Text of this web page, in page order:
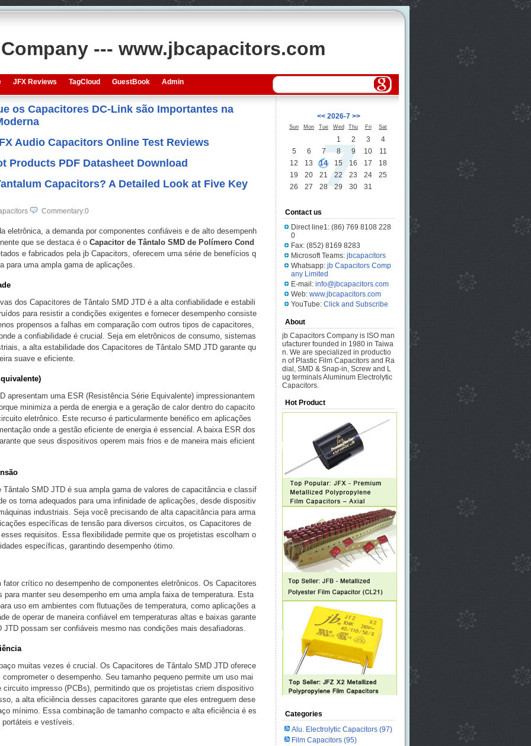
--- www.jbcapacitors.com
JFX Reviews TagCloud GuestBook Admin
os Capacitores DC-Link são Importantes na
Audio Capacitors Online Test Reviews
Products PDF Datasheet Download
Capacitors? A Detailed Look at Five Key
Commentary:0
eletrônica, a demanda por componentes confiáveis e de alto desempenh
que se destaca é o Capacitor de Tântalo SMD de Polímero Cond
e fabricados pela jb Capacitors, oferecem uma série de benefícios q
para uma ampla gama de aplicações.
dos Capacitores de Tântalo SMD JTD é a alta confiabilidade e estabili
para resistir a condições exigentes e fornecer desempenho consiste
propensos a falhas em comparação com outros tipos de capacitores,
a confiabilidade é crucial. Seja em eletrônicos de consumo, sistemas
a alta estabilidade dos Capacitores de Tântalo SMD JTD garante qu
suave e eficiente.
apresentam uma ESR (Resistência Série Equivalente) impressionantem
minimiza a perda de energia e a geração de calor dentro do capacito
eletrônico. Este recurso é particularmente benéfico em aplicações
onde a gestão eficiente de energia é essencial. A baixa ESR dos
que seus dispositivos operem mais frios e de maneira mais eficient
SMD JTD é sua ampla gama de valores de capacitância e classif
os torna adequados para uma infinidade de aplicações, desde dispositiv
industriais. Seja você precisando de alta capacitância para arma
específicas de tensão para diversos circuitos, os Capacitores de
requisitos. Essa flexibilidade permite que os projetistas escolham o
específicas, garantindo desempenho ótimo.
crítico no desempenho de componentes eletrônicos. Os Capacitores
para manter seu desempenho em uma ampla faixa de temperatura. Esta
uso em ambientes com flutuações de temperatura, como aplicações a
de operar de maneira confiável em temperaturas altas e baixas garante
JTD possam ser confiáveis mesmo nas condições mais desafiadoras.
muitas vezes é crucial. Os Capacitores de Tântalo SMD JTD oferece
o desempenho. Seu tamanho pequeno permite um uso mai
impresso (PCBs), permitindo que os projetistas criem dispositivo
a alta eficiência desses capacitores garante que eles entreguem dese
mínimo. Essa combinação de tamanho compacto e alta eficiência é es
portáteis e vestíveis.
<< 2026-7 >>
Sun Mon Tue Wed Thu Fri Sat
1 2 3
4
5
6 7 8 9 10
11
12
13 14 15 16 17
18
19
20 21 22 23 24
25
26
27 28 29 30 31
Contact us
Direct line1: (86) 769 8108 228
0
Fax: (852) 8169 8283
Microsoft Teams: jbcapacitors
Whatsapp: jb Capacitors Comp
any Limited
E-mail: info@jbcapacitors.com
Web: www.jbcapacitors.com
YouTube: Click and Subscribe
About
jb Capacitors Company is ISO man
ufacturer founded in 1980 in Taiwa
n. We are specialized in productio
n of Plastic Film Capacitors and Ra
dial, SMD & Snap-in, Screw and L
ug terminals Aluminum Electrolytic
Capacitors.
Hot Product
Categories
Alu. Electrolytic Capacitors(97)
Film Capacitors(95)